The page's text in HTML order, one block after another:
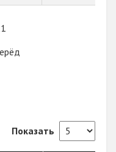
Показать